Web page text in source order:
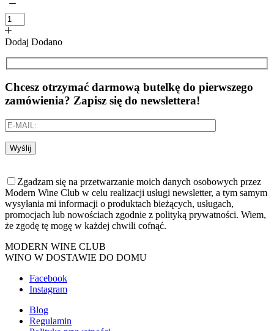
Dodaj Dodano
Chcesz otrzymać darmową butelkę do pierwszego
zamówienia? Zapisz się do newslettera!
Wyślij
Zgadzam się na przetwarzanie moich danych osobowych przez
Modern Wine Club w celu realizacji usługi newsletter, a tym samym
wysyłania mi informacji o produktach bieżących, usługach,
promocjach lub nowościach zgodnie z polityką prywatności. Wiem,
że zgodę tę mogę w każdej chwili cofnąć.
MODERN WINE CLUB
WINO W DOSTAWIE DO DOMU
Facebook
Instagram
Blog
Regulamin